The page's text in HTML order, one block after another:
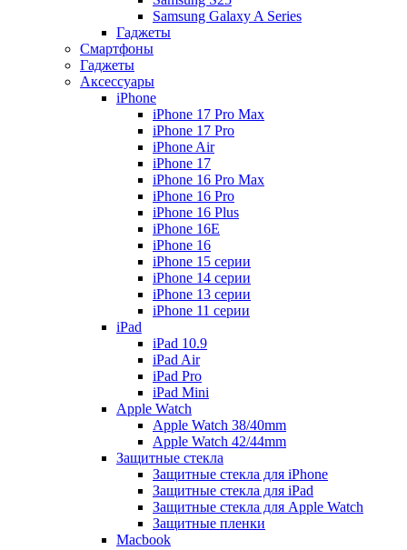
Samsung Galaxy A Series
Гаджеты
Смартфоны
Гаджеты
Аксессуары
iPhone
iPhone 17 Pro Max
iPhone 17 Pro
iPhone Air
iPhone 17
iPhone 16 Pro Max
iPhone 16 Pro
iPhone 16 Plus
iPhone 16E
iPhone 16
iPhone 15 серии
iPhone 14 серии
iPhone 13 серии
iPhone 11 серии
iPad
iPad 10.9
iPad Air
iPad Pro
iPad Mini
Apple Watch
Apple Watch 38/40mm
Apple Watch 42/44mm
Защитные стекла
Защитные стекла для iPhone
Защитные стекла для iPad
Защитные стекла для Apple Watch
Защитные пленки
Macbook